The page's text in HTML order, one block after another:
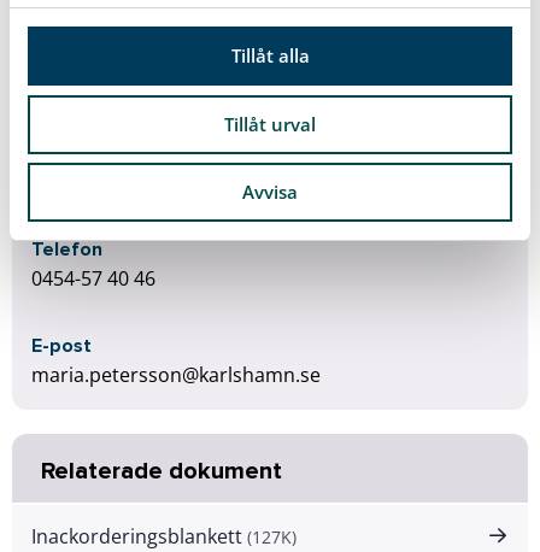
Tillåt alla
Tillåt urval
Avvisa
Maria Petersson
Telefon
0454-57 40 46
E-post
maria.petersson@karlshamn.se
Relaterade dokument
Inackorderingsblankett (127K)